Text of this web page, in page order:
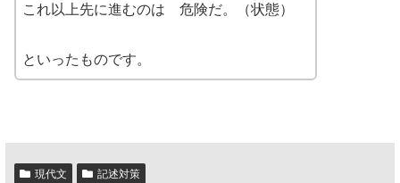
これ以上先に進むのは 危険だ。（状態）
といったものです。
現代文 記述対策